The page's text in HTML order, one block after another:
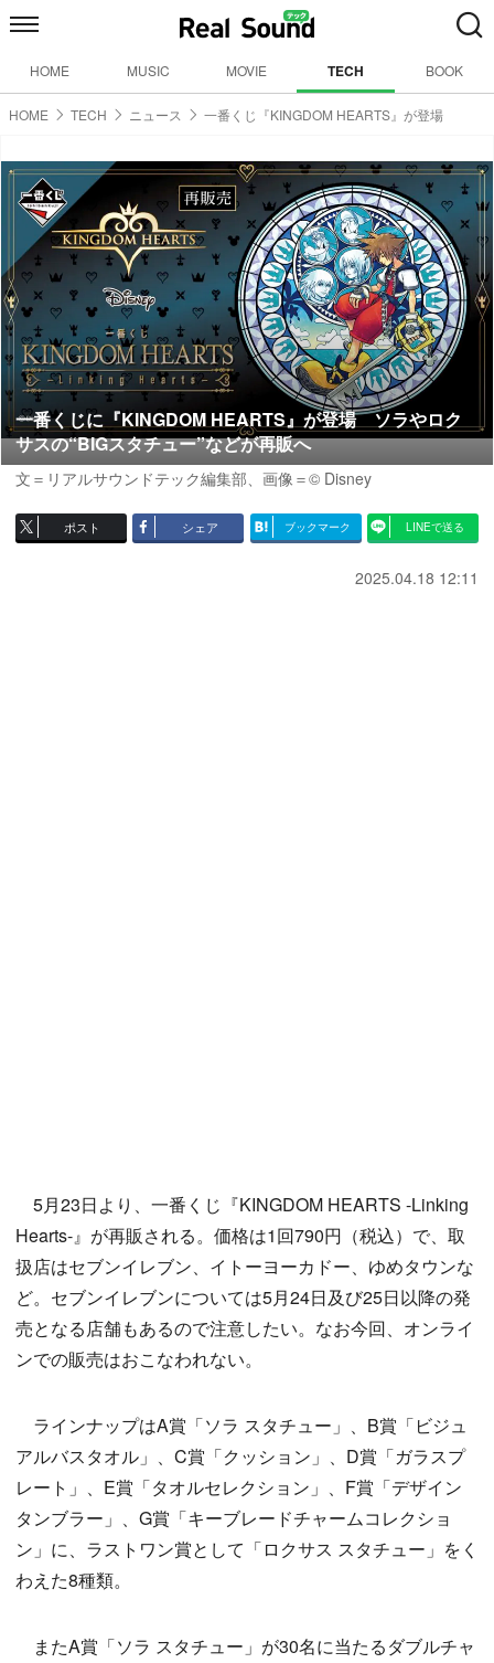
HOME MUSIC MOVIE TECH BOOK
HOME TECH ニュース 一番くじ『KINGDOM HEARTS』が登場
一番くじに『KINGDOM HEARTS』が登場 ソラやロク
サスの“BIGスタチュー”などが再販へ
文＝リアルサウンドテック編集部、画像＝© Disney
ポスト シェア ブックマーク LINEで送る
2025.04.18 12:11
5月23日より、一番くじ『KINGDOM HEARTS -Linking
Hearts-』が再販される。価格は1回790円（税込）で、取
扱店はセブンイレブン、イトーヨーカドー、ゆめタウンな
ど。セブンイレブンについては5月24日及び25日以降の発
売となる店舗もあるので注意したい。なお今回、オンライ
ンでの販売はおこなわれない。
ラインナップはA賞「ソラ スタチュー」、B賞「ビジュ
アルバスタオル」、C賞「クッション」、D賞「ガラスプ
レート」、E賞「タオルセレクション」、F賞「デザイン
タンブラー」、G賞「キーブレードチャームコレクショ
ン」に、ラストワン賞として「ロクサス スタチュー」をく
わえた8種類。
またA賞「ソラ スタチュー」が30名に当たるダブルチャ